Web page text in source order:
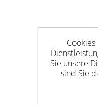
Sie unsere
sind Sie